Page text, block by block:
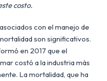
costo.
con el manejo de
son significativos.
en 2017 que el
costó a la industria más
La mortalidad, que ha